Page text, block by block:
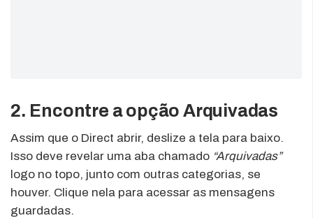
2. Encontre a opção Arquivadas
Assim que o Direct abrir, deslize a tela para baixo.
Isso deve revelar uma aba chamado “Arquivadas”
logo no topo, junto com outras categorias, se
houver. Clique nela para acessar as mensagens
guardadas.